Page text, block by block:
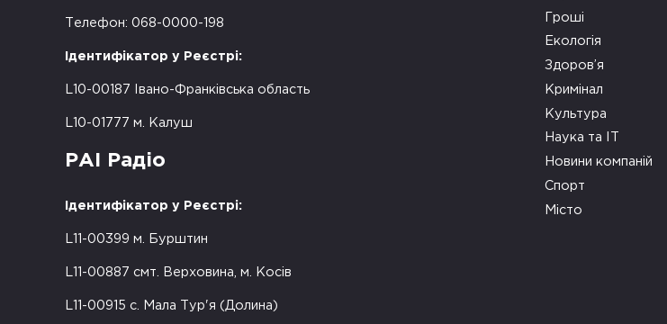
Телефон: 068-0000-198
Ідентифікатор у Реєстрі:
L10-00187 Івано-Франківська область
L10-01777 м. Калуш
РАІ Радіо
Ідентифікатор у Реєстрі:
L11-00399 м. Бурштин
L11-00887 смт. Верховина, м. Косів
L11-00915 с. Мала Тур'я (Долина)
Гроші
Екологія
Здоров’я
Кримінал
Культура
Наука та ІТ
Новини компаній
Спорт
Місто